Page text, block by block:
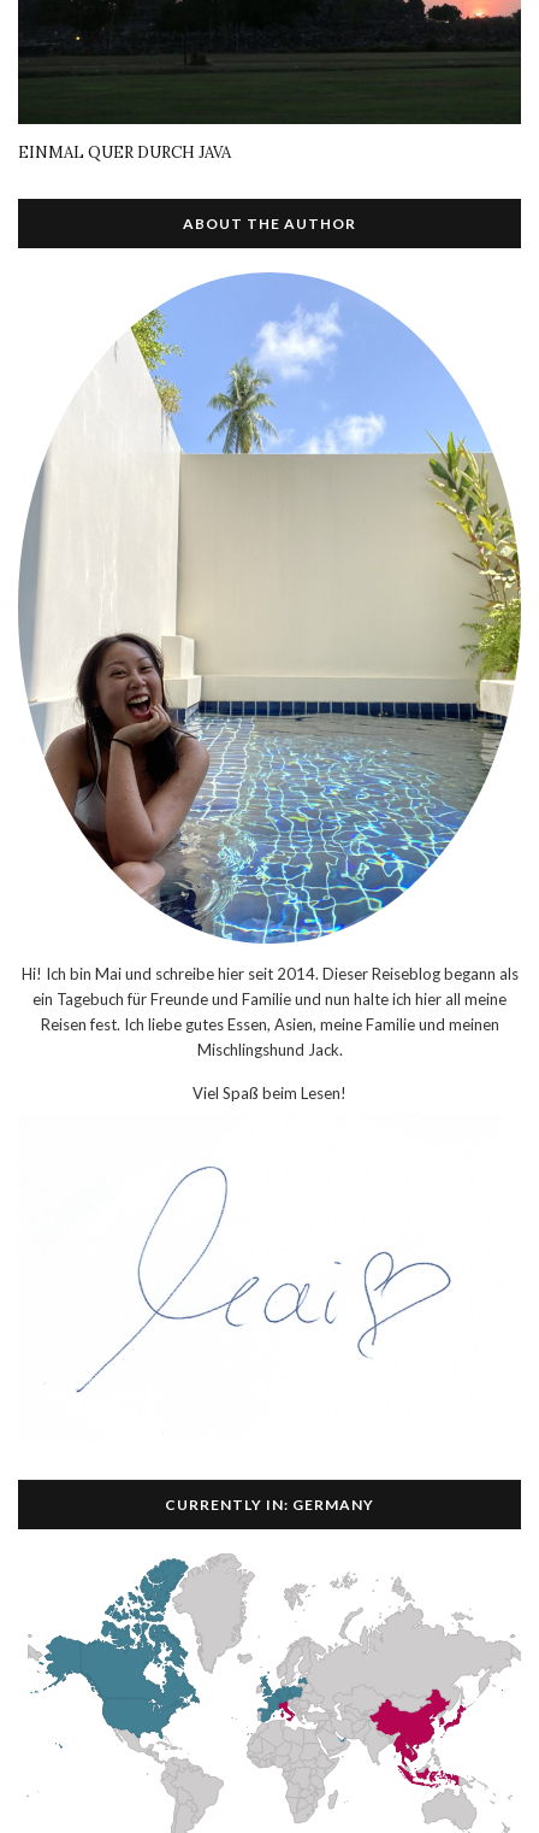
EINMAL QUER DURCH JAVA
ABOUT THE AUTHOR
Hi! Ich bin Mai und schreibe hier seit 2014. Dieser Reiseblog begann als
ein Tagebuch für Freunde und Familie und nun halte ich hier all meine
Reisen fest. Ich liebe gutes Essen, Asien, meine Familie und meinen
Mischlingshund Jack.
Viel Spaß beim Lesen!
CURRENTLY IN: GERMANY